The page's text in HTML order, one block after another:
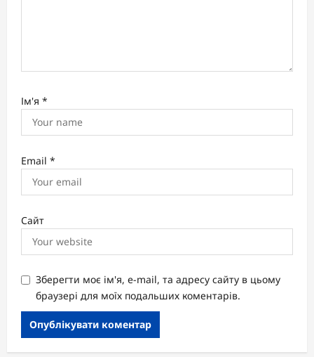
Ім'я *
Email *
Сайт
Зберегти моє ім'я, e-mail, та адресу сайту в цьому
браузері для моїх подальших коментарів.